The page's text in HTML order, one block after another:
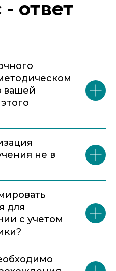
ответ
вашей
не в
для
с учетом